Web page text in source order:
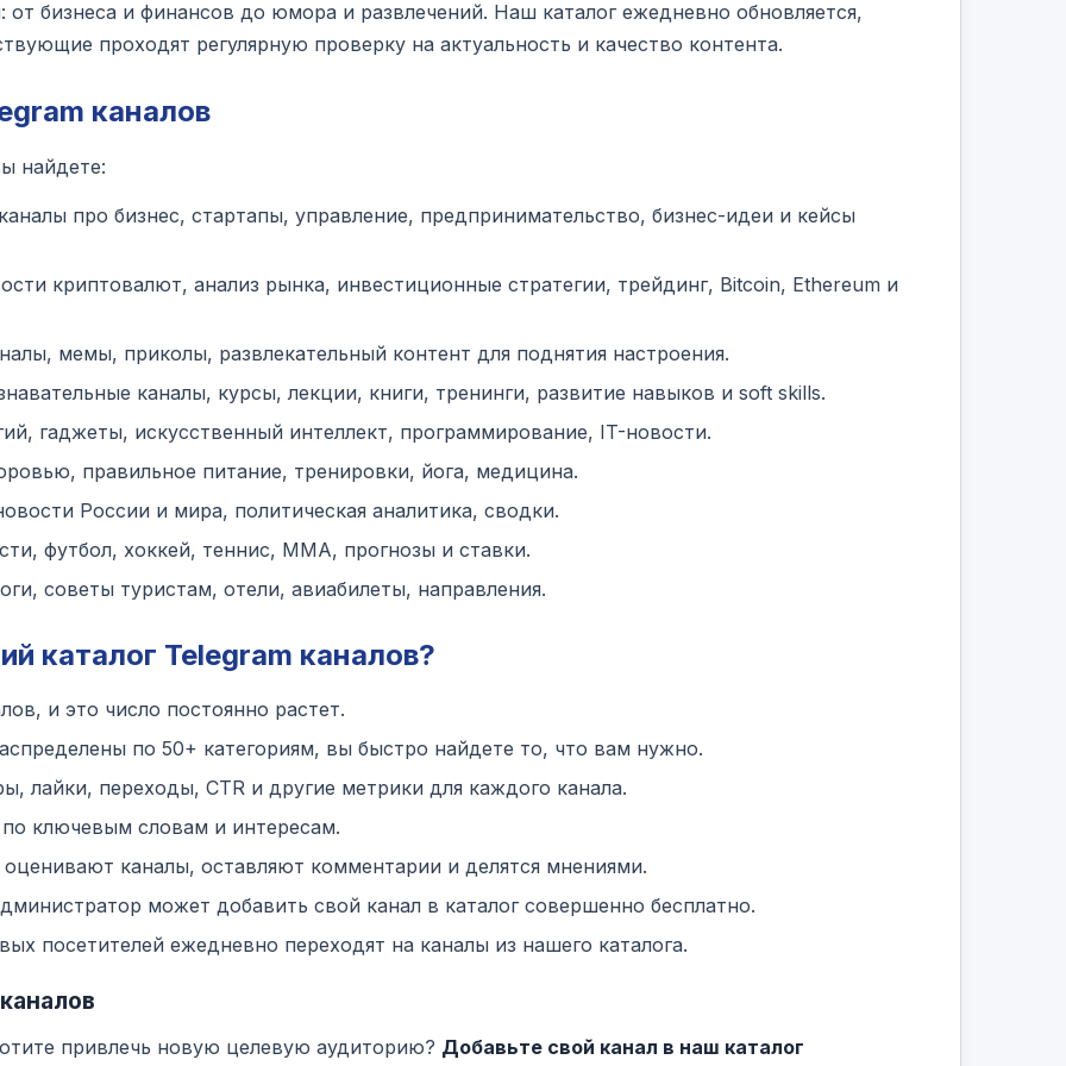
бизнеса и финансов до юмора и развлечений. Наш каталог ежедневно обновляется,
проходят регулярную проверку на актуальность и качество контента.
каналов
найдете:
про бизнес, стартапы, управление, предпринимательство, бизнес-идеи и кейсы
криптовалют, анализ рынка, инвестиционные стратегии, трейдинг, Bitcoin, Ethereum и
мемы, приколы, развлекательный контент для поднятия настроения.
каналы, курсы, лекции, книги, тренинги, развитие навыков и soft skills.
гаджеты, искусственный интеллект, программирование, IT-новости.
правильное питание, тренировки, йога, медицина.
России и мира, политическая аналитика, сводки.
футбол, хоккей, теннис, MMA, прогнозы и ставки.
советы туристам, отели, авиабилеты, направления.
каталог Telegram каналов?
и это число постоянно растет.
по 50+ категориям, вы быстро найдете то, что вам нужно.
лайки, переходы, CTR и другие метрики для каждого канала.
ключевым словам и интересам.
каналы, оставляют комментарии и делятся мнениями.
может добавить свой канал в каталог совершенно бесплатно.
посетителей ежедневно переходят на каналы из нашего каталога.
привлечь новую целевую аудиторию? Добавьте свой канал в наш каталог